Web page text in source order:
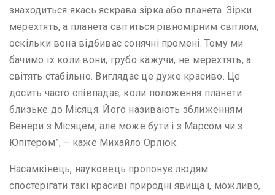
знаходиться якась яскрава зірка або планета. Зірки
мерехтять, а планета світиться рівномірним світлом,
оскільки вона відбиває сонячні промені. Тому ми
бачимо їх коли вони, грубо кажучи, не мерехтять, а
світять стабільно. Виглядає це дуже красиво. Це
досить часто співпадає, коли положення планети
близьке до Місяця. Його називають зближенням
Венери з Місяцем, але може бути і з Марсом чи з
Юпітером”, – каже Михайло Орлюк.
Насамкінець, науковець пропонує людям
спостерігати такі красиві природні явища і, можливо,